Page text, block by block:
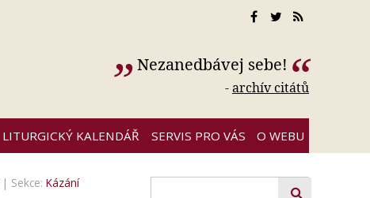
Nezanedbávej sebe!
-archív citátů
LITURGICKÝ KALENDÁŘ SERVIS PRO VÁS O WEBU
| Sekce: Kázání